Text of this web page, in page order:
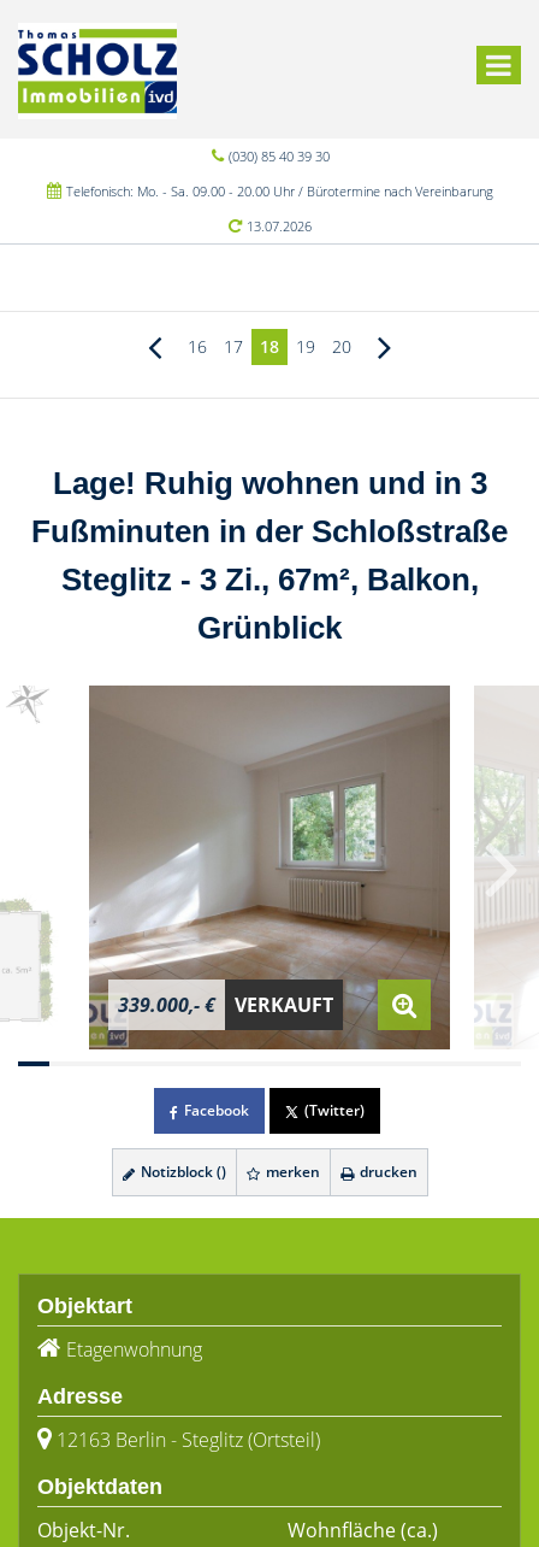
(030) 85 40 39 30
Telefonisch: Mo. - Sa. 09.00 - 20.00 Uhr / Bürotermine nach Vereinbarung
13.07.2026
16 17 18 19 20
Lage! Ruhig wohnen und in 3
Fußminuten in der Schloßstraße
Steglitz - 3 Zi., 67m², Balkon,
Grünblick
339.000,- € VERKAUFT
Facebook (Twitter)
Notizblock () merken drucken
Objektart
Etagenwohnung
Adresse
12163 Berlin - Steglitz (Ortsteil)
Objektdaten
Objekt-Nr.
Wohnfläche(ca.)